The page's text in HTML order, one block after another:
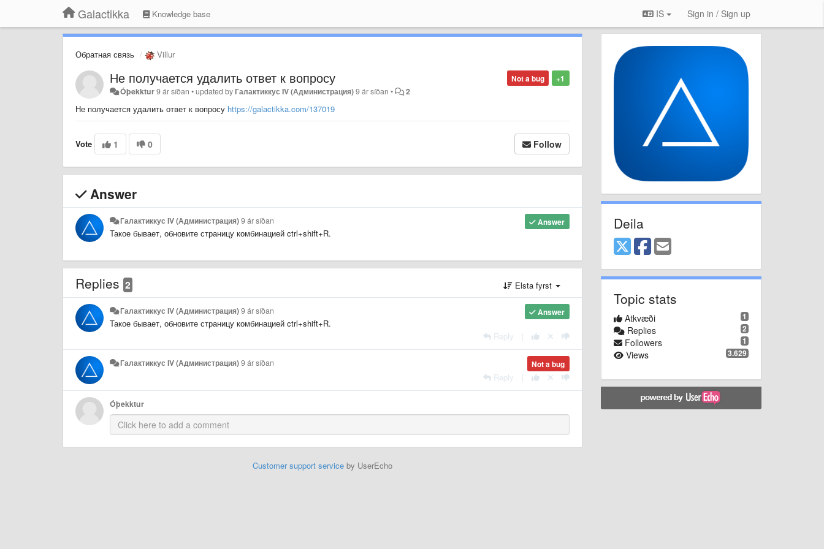
Galactikka Knowledge base IS Sign in / Sign up
Обратная связь Villur
+1
Not a bug
Не получается удалить ответ к вопросу
Óþekktur9 ár síðan •updated byГалактиккус IV (Администрация)9 ár síðan • 2
Не получается удалить ответ к вопросу https://galactikka.com/137019
Vote 1 0 Follow
Answer
Answer
Галактиккус IV (Администрация)9 ár síðan
Такое бывает, обновите страницу комбинацией ctrl+shift+R.
Replies 2 Elsta fyrst
Answer
Галактиккус IV (Администрация)9 ár síðan
Такое бывает, обновите страницу комбинацией ctrl+shift+R.
Reply
Not a bug
Галактиккус IV (Администрация)9 ár síðan
Reply
Óþekktur
Customer support serviceby UserEcho
Deila
Topic stats
1
Atkvæði
2
Replies
1
Followers
3.629
Views